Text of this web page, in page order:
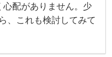
心配がありません。少
、これも検討してみて